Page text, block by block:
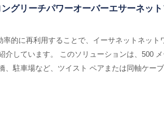
グリーチパワーオーバーエサーネッ
的に再利用することで、イーサネットネッ
介しています。 このソリューションは、500
、駐車場など、ツイスト ペアまたは同軸ケー
マルチポイントおよびポイントツーポイント